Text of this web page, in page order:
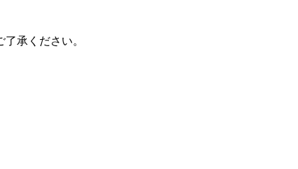
承ください。